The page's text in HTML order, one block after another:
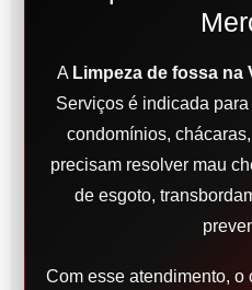
A Limpeza de fossa na
Serviços é indicada
condomínios,
precisam resolver mau
de esgoto,
Com esse atendimento,